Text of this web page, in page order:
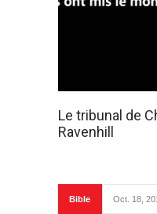
Le tribunal de
Ravenhill
Bible Oct. 18,